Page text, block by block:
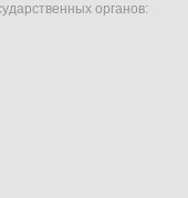
органов: